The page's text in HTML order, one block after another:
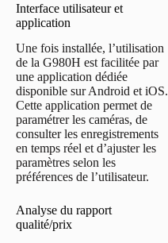
Interface utilisateur et
application
Une fois installée, l’utilisation
de la G980H est facilitée par
une application dédiée
disponible sur Android et iOS.
Cette application permet de
paramétrer les caméras, de
consulter les enregistrements
en temps réel et d’ajuster les
paramètres selon les
préférences de l’utilisateur.
Analyse du rapport
qualité/prix